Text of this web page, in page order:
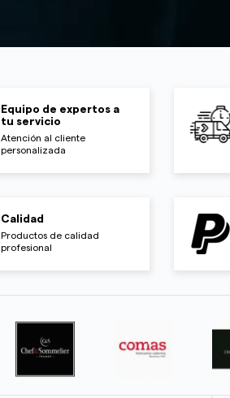
Equipo de expertos a
tu servicio
Atención al cliente
personalizada
Calidad
Productos de calidad
profesional